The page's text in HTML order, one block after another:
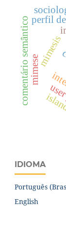
mimesis
mimese
comentário semântico perfil
IDIOMA
Português
English